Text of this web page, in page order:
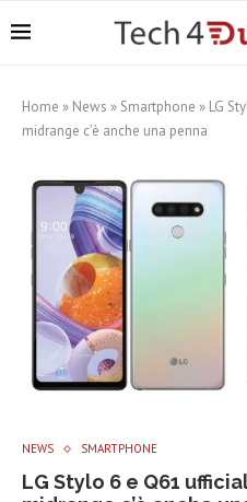
Home » News » Smartphone » LG
midrange c’è anche una penna
NEWS SMARTPHONE
LG Stylo 6 e Q61